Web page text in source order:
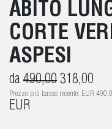
ABITO
CORTE
ASPESI
da 490,00 318,00
Prezzo più basso recente: EUR
EUR